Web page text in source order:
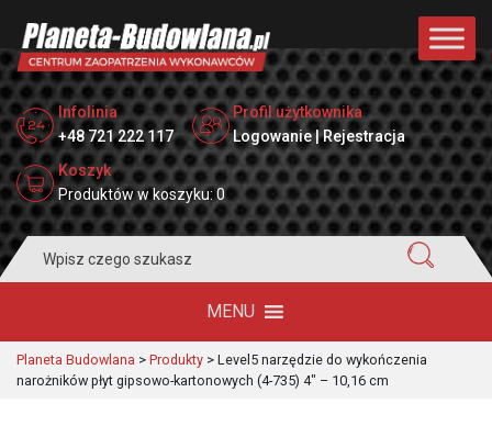
Infolinia
+48 721 222 117
Profil użytkownika
Logowanie | Rejestracja
Koszyk
Produktów w koszyku: 0
for:
MENU
Planeta Budowlana > Produkty > Level5 narzędzie do wykończenia
narożników płyt gipsowo-kartonowych (4-735) 4″ – 10,16 cm